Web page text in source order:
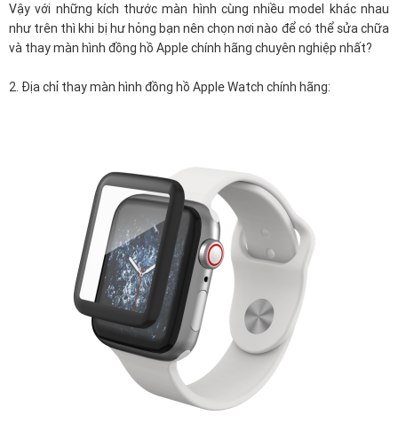
Vậy với những kích thước màn hình cùng nhiều model khác nhau
như trên thì khi bị hư hỏng bạn nên chọn nơi nào để có thể sửa chữa
và thay màn hình đồng hồ Apple chính hãng chuyên nghiệp nhất?
2. Địa chỉ thay màn hình đồng hồ Apple Watch chính hãng: